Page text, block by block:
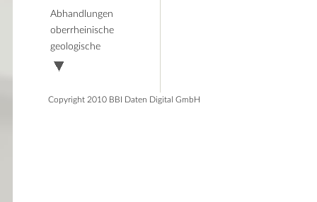
Abhandlungen
oberrheinische
geologische
Copyright 2010 BBI Daten Digital GmbH